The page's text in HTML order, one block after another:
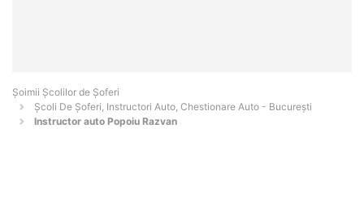
Şoimii Școlilor de Șoferi
Școli De Șoferi, Instructori Auto, Chestionare Auto - Bucureşti
Instructor auto Popoiu Razvan